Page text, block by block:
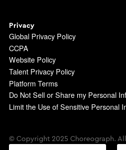
Privacy
Global Privacy Policy
CCPA
Website Policy
Talent Privacy Policy
Platform Terms
Do Not Sell or Share my Personal
Limit the Use of Sensitive Personal
© Copyright 2025 Choreograph.